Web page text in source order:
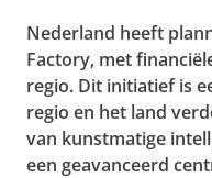
Nederland heeft
Factory, met
regio. Dit initiatief is
regio en het land
van kunstmatige
een geavanceerd